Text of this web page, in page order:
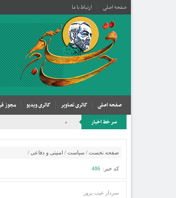
صفحه اصلی ارتباط با ما
صفحه اصلی گالری تصاویر گالری ویدیو مجوز
سر خط اخبار
سخنان بی‌سابقه هادیان در تلویزیون
صفحه نخست / سیاست / امنیتی و دفاعی /
کد خبر: 486
سردار غیب پرور: